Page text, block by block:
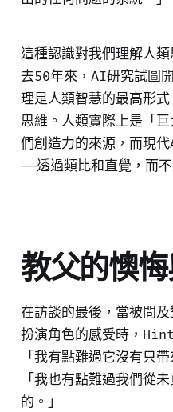
這種認識對我們理解人
去50年來，AI研究試圖
理是人類智慧的最高形
思維。人類實際上是「
們創造力的來源，而現
——透過類比和直覺，而
教父的懊
在訪談的最後，當被問
扮演角色的感受時，
「我有點難過它沒有只
「我也有點難過我們從
的。」